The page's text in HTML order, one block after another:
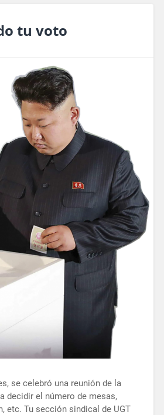
tu voto
se celebró una reunión de la
decidir el número de mesas,
etc. Tu sección sindical de UGT